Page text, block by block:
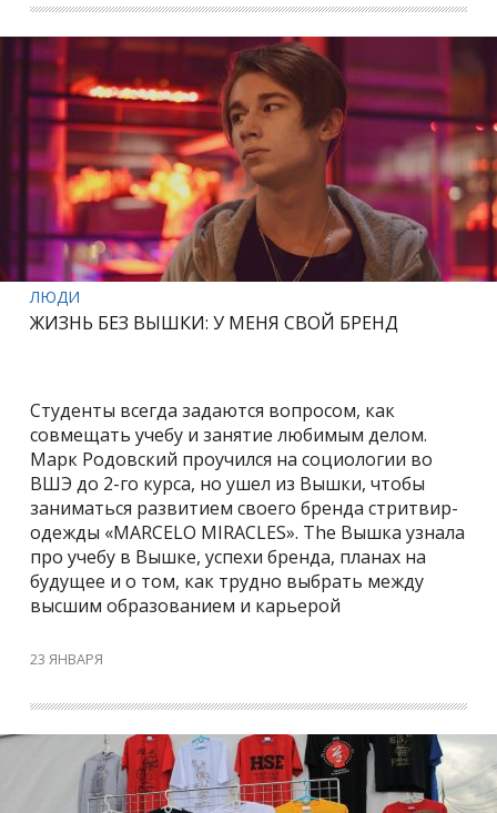
ЛЮДИ
ЖИЗНЬ БЕЗ ВЫШКИ: У МЕНЯ СВОЙ БРЕНД
Студенты всегда задаются вопросом, как
совмещать учебу и занятие любимым делом.
Марк Родовский проучился на социологии во
ВШЭ до 2-го курса, но ушел из Вышки, чтобы
заниматься развитием своего бренда стритвир-
одежды «MARCELO MIRACLES». The Вышка узнала
про учебу в Вышке, успехи бренда, планах на
будущее и о том, как трудно выбрать между
высшим образованием и карьерой
23 ЯНВАРЯ